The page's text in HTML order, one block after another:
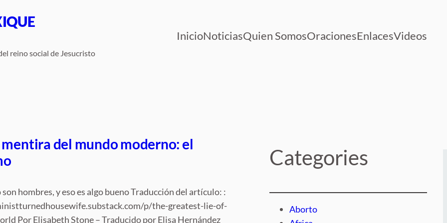
reino social de Jesucristo
InicioNoticiasQuien SomosOracionesEnlacesVideos
del mundo moderno: el
son hombres, y eso es algo bueno Traducción del artículo: :
p/the-greatest-lie-of-
Por Elisabeth Stone – Traducido por Elisa Hernández
Categories
Aborto